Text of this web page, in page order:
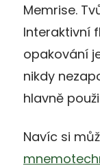
Memrise.
Interaktivní
opakování
nikdy
hlavně
Navíc si